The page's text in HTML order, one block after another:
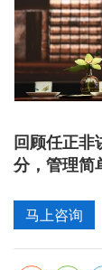
回顾任正非
分，管理简
马上咨询